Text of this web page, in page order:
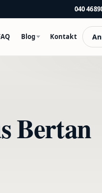
040
Blog Kontakt
Bertan